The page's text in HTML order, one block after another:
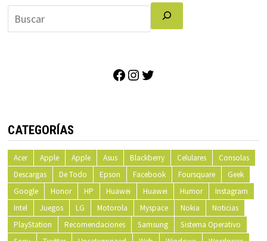
Facebook
Instagram
CATEGORÍAS
Acer Apple Apple Asus Blackberry Celulares
Consolas
Descargas
De Todo Epson Facebook Foursquare
Geek
Google
Honor HP Huawei Huawei Humor
Instagram
Intel
Juegos LG Motorola Myspace Nokia
Noticias
PlayStation
Recomendaciones Samsung
Sistema Operativo